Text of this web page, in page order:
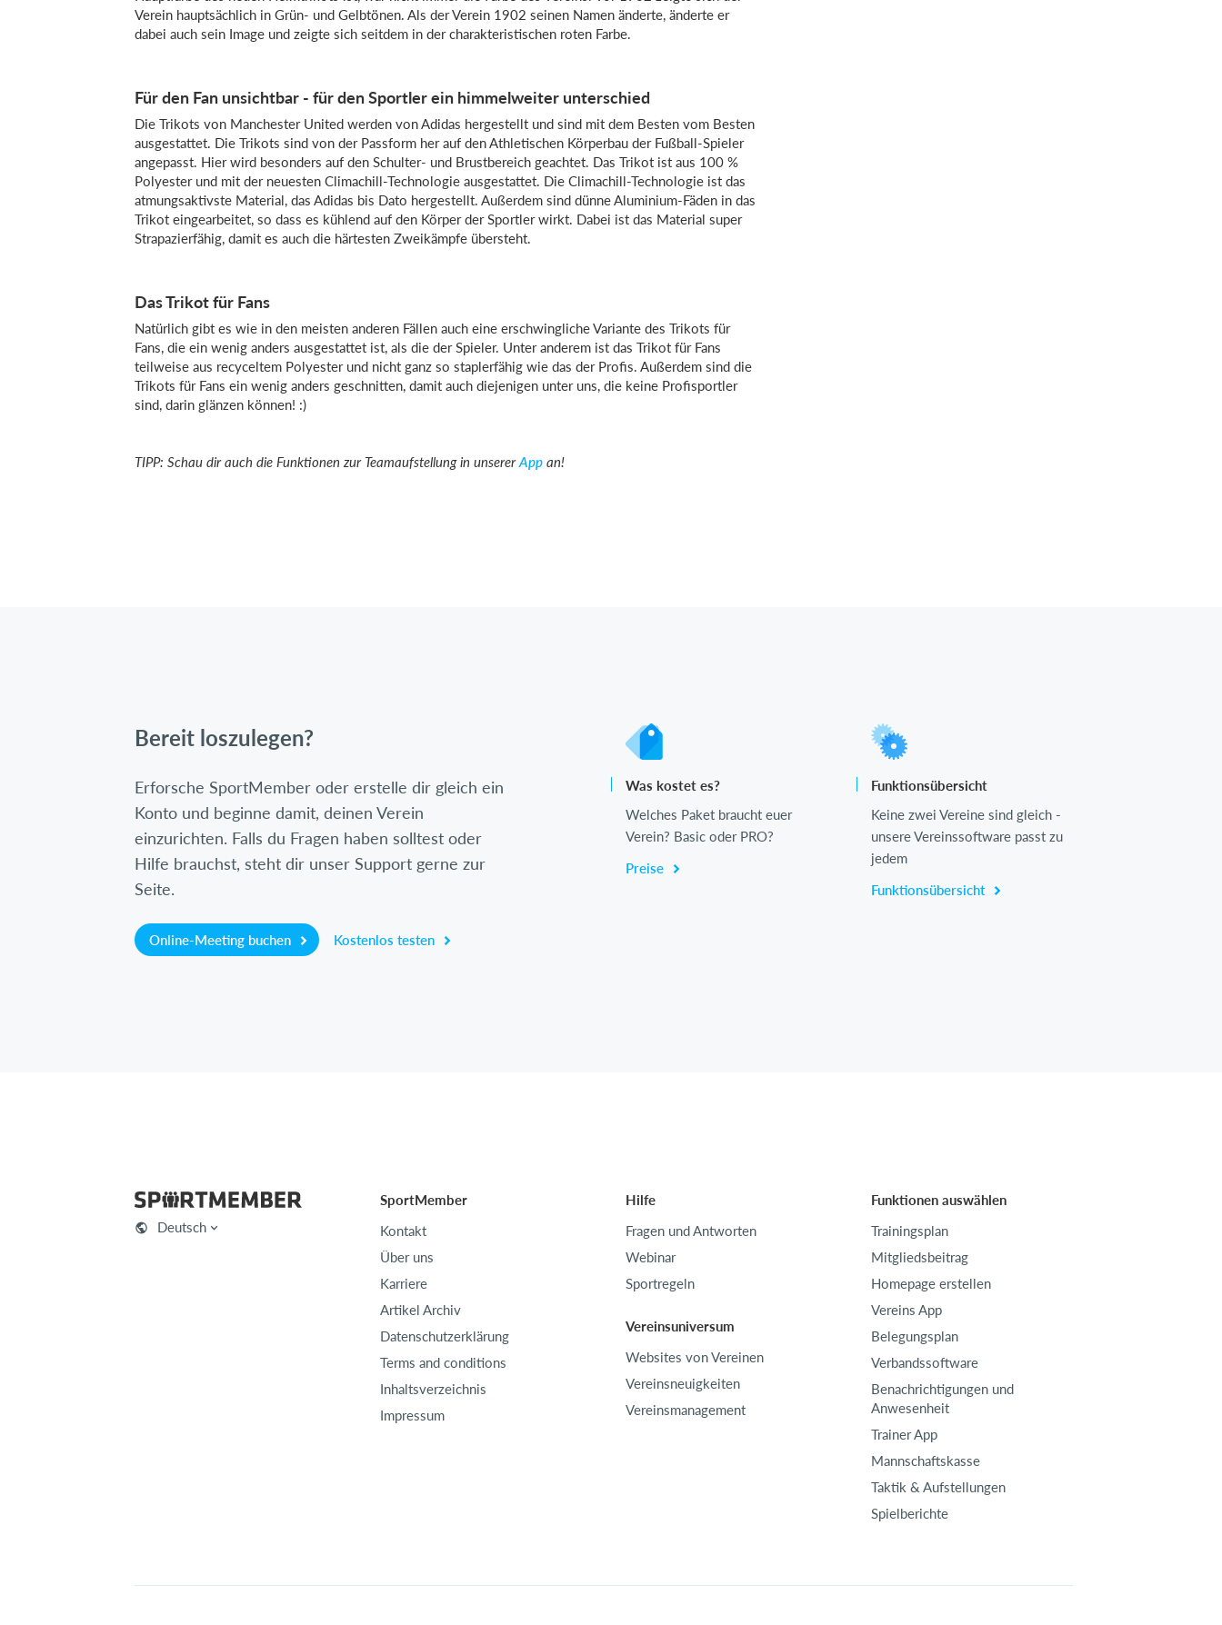
Verein hauptsächlich in Grün- und Gelbtönen. Als der Verein 1902 seinen Namen änderte, änderte er
dabei auch sein Image und zeigte sich seitdem in der charakteristischen roten Farbe.
Für den Fan unsichtbar - für den Sportler ein himmelweiter unterschied
Die Trikots von Manchester United werden von Adidas hergestellt und sind mit dem Besten vom Besten
ausgestattet. Die Trikots sind von der Passform her auf den Athletischen Körperbau der Fußball-Spieler
angepasst. Hier wird besonders auf den Schulter- und Brustbereich geachtet. Das Trikot ist aus 100 %
Polyester und mit der neuesten Climachill-Technologie ausgestattet. Die Climachill-Technologie ist das
atmungsaktivste Material, das Adidas bis Dato hergestellt. Außerdem sind dünne Aluminium-Fäden in das
Trikot eingearbeitet, so dass es kühlend auf den Körper der Sportler wirkt. Dabei ist das Material super
Strapazierfähig, damit es auch die härtesten Zweikämpfe übersteht.
Das Trikot für Fans
Natürlich gibt es wie in den meisten anderen Fällen auch eine erschwingliche Variante des Trikots für
Fans, die ein wenig anders ausgestattet ist, als die der Spieler. Unter anderem ist das Trikot für Fans
teilweise aus recyceltem Polyester und nicht ganz so staplerfähig wie das der Profis. Außerdem sind die
Trikots für Fans ein wenig anders geschnitten, damit auch diejenigen unter uns, die keine Profisportler
sind, darin glänzen können! :)
TIPP: Schau dir auch die Funktionen zur Teamaufstellung in unsererApp an!
Bereit loszulegen?
Erforsche SportMember oder erstelle dir gleich ein
Konto und beginne damit, deinen Verein
einzurichten. Falls du Fragen haben solltest oder
Hilfe brauchst, steht dir unser Support gerne zur
Seite.
Online-Meeting buchen Kostenlos testen
Was kostet es?
Welches Paket braucht euer
Verein? Basic oder PRO?
Preise
Funktionsübersicht
Keine zwei Vereine sind gleich -
unsere Vereinssoftware passt zu
jedem
Funktionsübersicht
Deutsch
SportMember
Kontakt
Über uns
Karriere
Artikel Archiv
Datenschutzerklärung
Terms and conditions
Inhaltsverzeichnis
Impressum
Hilfe
Fragen und Antworten
Webinar
Sportregeln
Vereinsuniversum
Websites von Vereinen
Vereinsneuigkeiten
Vereinsmanagement
Funktionen auswählen
Trainingsplan
Mitgliedsbeitrag
Homepage erstellen
Vereins App
Belegungsplan
Verbandssoftware
Benachrichtigungen und
Anwesenheit
Trainer App
Mannschaftskasse
Taktik & Aufstellungen
Spielberichte